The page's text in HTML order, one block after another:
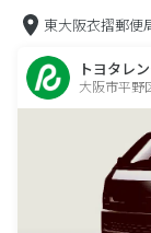
東大阪衣摺郵便
トヨタレ
大阪市平野